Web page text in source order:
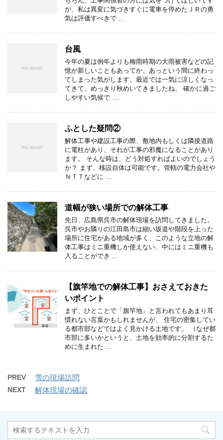
が、私は異変に気づきすぐに電車を停めたＪＲの勇
気は評価すべきで …
台風
今年の夏は例年よりも梅雨時期の大雨被害などの記
憶が新しいこともあってか、あっという間に終わっ
てしまった気がします。最近では一気に涼しくなっ
てきて、めっきり秋めいてきましたね。 確かに過ご
しやすい気候で …
ふとした疑問②
解体工事や建設工事の際、敷地内もしくは隣接道路
に電柱があり、それが工事の邪魔になることがあり
ます。 そんな時は、どう対処すればよいのでしょう
か？ まず、移設自体は可能です。管轄の電力会社や
ＮＴＴなどに …
道幅が狭い場所での解体工事
先日、広島県呉市の解体現場を訪問してきました。
呉市やお隣りの江田島市は細い坂道や階段を上った
場所に住宅がある地域が多く、このような立地の解
体工事はミニ重機しか使えない、中にはミニ重機も
入ることができ …
【旗竿地での解体工事】おさえておきた
いポイント
まず、ひとことで「旗竿地」と言われてもあまり耳
慣れない言葉かもしれませんが、 住宅の密集してい
る都市部などではよく見かける土地です。 （なぜ都
市部に多いかというと、土地を効率的に分割するた
めに生まれた …
PREV 雪の現場訪問
NEXT 解体現場の確認